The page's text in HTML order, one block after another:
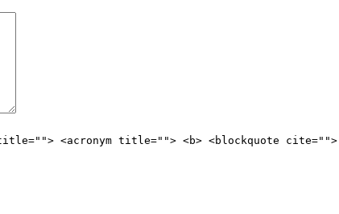
<acronym title=""> <b> <blockquote cite="">